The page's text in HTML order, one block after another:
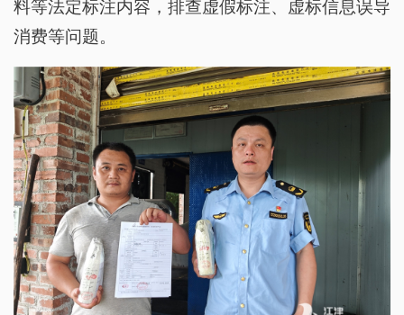
料等法定标注内容，排查虚假标注、虚标信息误导
消费等问题。